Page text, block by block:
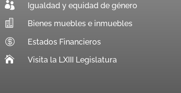
 Igualdad y equidad de género
 Bienes muebles e inmuebles
 Estados Financieros
 Visita la LXIII Legislatura